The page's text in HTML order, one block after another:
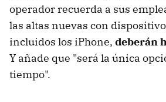
operador recuerda a sus
las altas nuevas con
incluidos los iPhone, deberán
Y añade que "será la única
tiempo".